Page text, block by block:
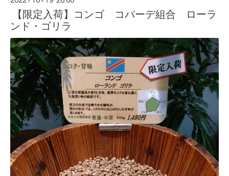
【限定入荷】コンゴ コパーデ組合 ローラ
ンド・ゴリラ